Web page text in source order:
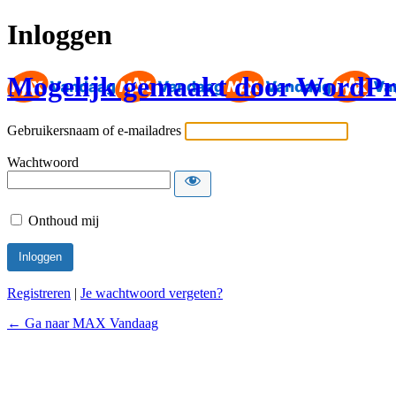
Inloggen
Mogelijk gemaakt door
Gebruikersnaam of e-mailadres
Wachtwoord
Onthoud mij
Registreren | Je wachtwoord vergeten?
← Ga naar MAX Vandaag